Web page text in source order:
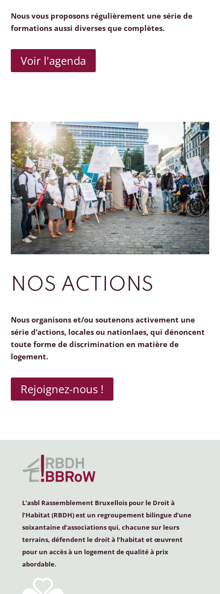
Nous vous proposons régulièrement une série de
formations aussi diverses que complètes.
Voir l'agenda
NOS ACTIONS
Nous organisons et/ou soutenons activement une
série d’actions, locales ou nationlaes, qui dénoncent
toute forme de discrimination en matière de
logement.
Rejoignez-nous !
L’asbl Rassemblement Bruxellois pour le Droit à
l’Habitat (RBDH) est un regroupement bilingue d’une
soixantaine d’associations qui, chacune sur leurs
terrains, défendent le droit à l’habitat et œuvrent
pour un accès à un logement de qualité à prix
abordable.